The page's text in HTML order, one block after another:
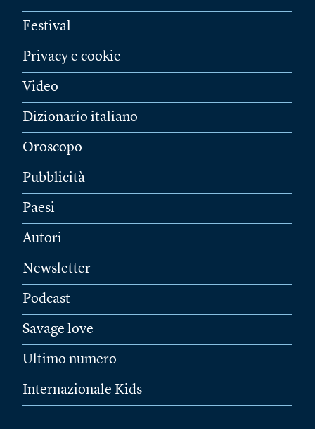
Festival
Privacy e cookie
Video
Dizionario italiano
Oroscopo
Pubblicità
Paesi
Autori
Newsletter
Podcast
Savage love
Ultimo numero
Internazionale Kids